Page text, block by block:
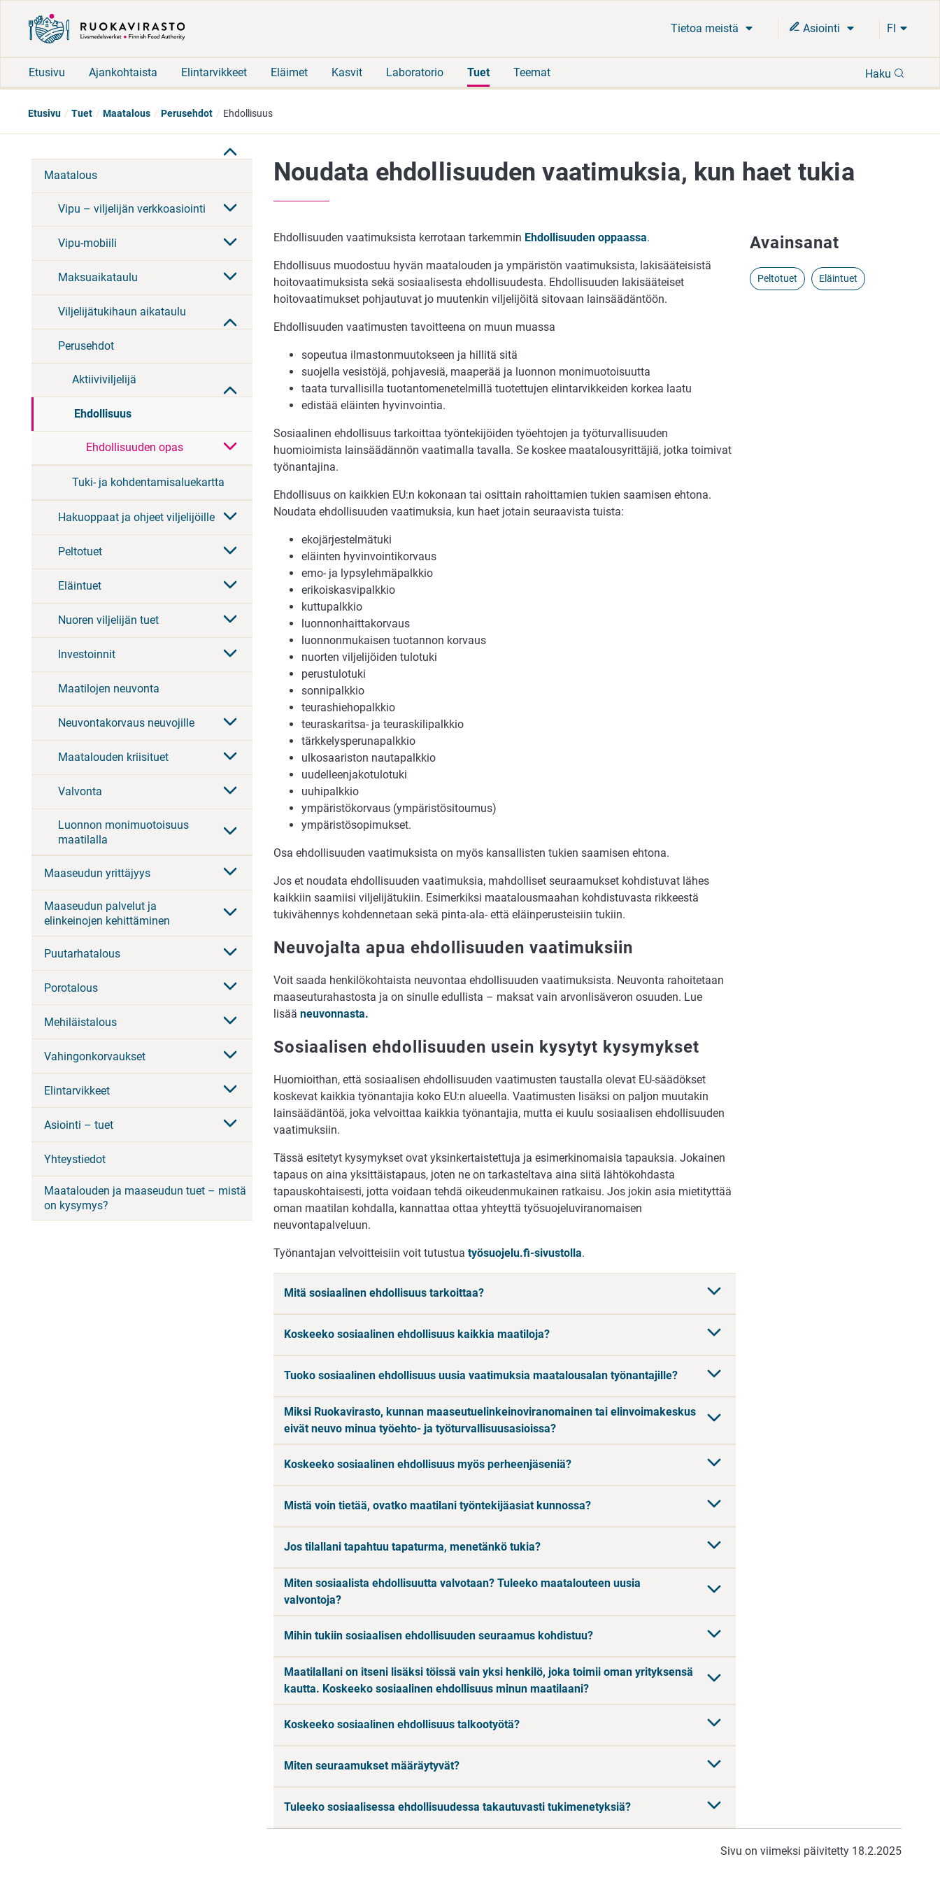
Tietoa meistä Asiointi FI
Etusivu Ajankohtaista Elintarvikkeet Eläimet Kasvit Laboratorio Tuet Teemat Haku
Etusivu Tuet Maatalous Perusehdot Ehdollisuus
Maatalous
Vipu – viljelijän verkkoasiointi
Vipu-mobiili
Maksuaikataulu
Viljelijätukihaun aikataulu
Perusehdot
Aktiiviviljelijä
Ehdollisuus
Ehdollisuuden opas
Tuki- ja kohdentamisaluekartta
Hakuoppaat ja ohjeet viljelijöille
Peltotuet
Eläintuet
Nuoren viljelijän tuet
Investoinnit
Maatilojen neuvonta
Neuvontakorvaus neuvojille
Maatalouden kriisituet
Valvonta
Luonnon monimuotoisuus
maatilalla
Maaseudun yrittäjyys
Maaseudun palvelut ja
elinkeinojen kehittäminen
Puutarhatalous
Porotalous
Mehiläistalous
Vahingonkorvaukset
Elintarvikkeet
Asiointi – tuet
Yhteystiedot
Maatalouden ja maaseudun tuet – mistä
on kysymys?
Noudata ehdollisuuden vaatimuksia, kun haet tukia
Ehdollisuuden vaatimuksista kerrotaan tarkemmin Ehdollisuuden oppaassa.
Ehdollisuus muodostuu hyvän maatalouden ja ympäristön vaatimuksista, lakisääteisistä
hoitovaatimuksista sekä sosiaalisesta ehdollisuudesta. Ehdollisuuden lakisääteiset
hoitovaatimukset pohjautuvat jo muutenkin viljelijöitä sitovaan lainsäädäntöön.
Ehdollisuuden vaatimusten tavoitteena on muun muassa
sopeutua ilmastonmuutokseen ja hillitä sitä
suojella vesistöjä, pohjavesiä, maaperää ja luonnon monimuotoisuutta
taata turvallisilla tuotantomenetelmillä tuotettujen elintarvikkeiden korkea laatu
edistää eläinten hyvinvointia.
Sosiaalinen ehdollisuus tarkoittaa työntekijöiden työehtojen ja työturvallisuuden
huomioimista lainsäädännön vaatimalla tavalla. Se koskee maatalousyrittäjiä, jotka toimivat
työnantajina.
Ehdollisuus on kaikkien EU:n kokonaan tai osittain rahoittamien tukien saamisen ehtona.
Noudata ehdollisuuden vaatimuksia, kun haet jotain seuraavista tuista:
ekojärjestelmätuki
eläinten hyvinvointikorvaus
emo- ja lypsylehmäpalkkio
erikoiskasvipalkkio
kuttupalkkio
luonnonhaittakorvaus
luonnonmukaisen tuotannon korvaus
nuorten viljelijöiden tulotuki
perustulotuki
sonnipalkkio
teurashiehopalkkio
teuraskaritsa- ja teuraskilipalkkio
tärkkelysperunapalkkio
ulkosaariston nautapalkkio
uudelleenjakotulotuki
uuhipalkkio
ympäristökorvaus (ympäristösitoumus)
ympäristösopimukset.
Osa ehdollisuuden vaatimuksista on myös kansallisten tukien saamisen ehtona.
Jos et noudata ehdollisuuden vaatimuksia, mahdolliset seuraamukset kohdistuvat lähes
kaikkiin saamiisi viljelijätukiin. Esimerkiksi maatalousmaahan kohdistuvasta rikkeestä
tukivähennys kohdennetaan sekä pinta-ala- että eläinperusteisiin tukiin.
Neuvojalta apua ehdollisuuden vaatimuksiin
Voit saada henkilökohtaista neuvontaa ehdollisuuden vaatimuksista. Neuvonta rahoitetaan
maaseuturahastosta ja on sinulle edullista – maksat vain arvonlisäveron osuuden. Lue
lisää neuvonnasta.
Sosiaalisen ehdollisuuden usein kysytyt kysymykset
Huomioithan, että sosiaalisen ehdollisuuden vaatimusten taustalla olevat EU-säädökset
koskevat kaikkia työnantajia koko EU:n alueella. Vaatimusten lisäksi on paljon muutakin
lainsäädäntöä, joka velvoittaa kaikkia työnantajia, mutta ei kuulu sosiaalisen ehdollisuuden
vaatimuksiin.
Tässä esitetyt kysymykset ovat yksinkertaistettuja ja esimerkinomaisia tapauksia. Jokainen
tapaus on aina yksittäistapaus, joten ne on tarkasteltava aina siitä lähtökohdasta
tapauskohtaisesti, jotta voidaan tehdä oikeudenmukainen ratkaisu. Jos jokin asia mietityttää
oman maatilan kohdalla, kannattaa ottaa yhteyttä työsuojeluviranomaisen
neuvontapalveluun.
Työnantajan velvoitteisiin voit tutustua työsuojelu.fi-sivustolla.
Mitä sosiaalinen ehdollisuus tarkoittaa?
Koskeeko sosiaalinen ehdollisuus kaikkia maatiloja?
Tuoko sosiaalinen ehdollisuus uusia vaatimuksia maatalousalan työnantajille?
Miksi Ruokavirasto, kunnan maaseutuelinkeinoviranomainen tai elinvoimakeskus
eivät neuvo minua työehto- ja työturvallisuusasioissa?
Koskeeko sosiaalinen ehdollisuus myös perheenjäseniä?
Mistä voin tietää, ovatko maatilani työntekijäasiat kunnossa?
Jos tilallani tapahtuu tapaturma, menetänkö tukia?
Miten sosiaalista ehdollisuutta valvotaan? Tuleeko maatalouteen uusia
valvontoja?
Mihin tukiin sosiaalisen ehdollisuuden seuraamus kohdistuu?
Maatilallani on itseni lisäksi töissä vain yksi henkilö, joka toimii oman yrityksensä
kautta. Koskeeko sosiaalinen ehdollisuus minun maatilaani?
Koskeeko sosiaalinen ehdollisuus talkootyötä?
Miten seuraamukset määräytyvät?
Tuleeko sosiaalisessa ehdollisuudessa takautuvasti tukimenetyksiä?
Avainsanat
Peltotuet Eläintuet
Sivu on viimeksi päivitetty 18.2.2025